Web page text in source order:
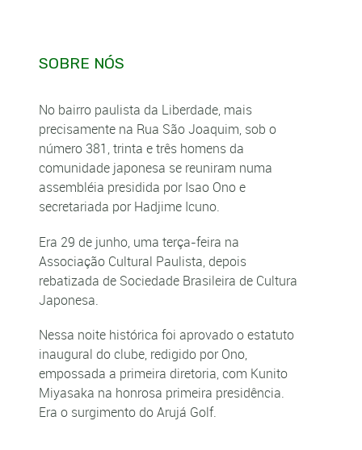
SOBRE NÓS
No bairro paulista da Liberdade, mais
precisamente na Rua São Joaquim, sob o
número 381, trinta e três homens da
comunidade japonesa se reuniram numa
assembléia presidida por Isao Ono e
secretariada por Hadjime Icuno.
Era 29 de junho, uma terça-feira na
Associação Cultural Paulista, depois
rebatizada de Sociedade Brasileira de Cultura
Japonesa.
Nessa noite histórica foi aprovado o estatuto
inaugural do clube, redigido por Ono,
empossada a primeira diretoria, com Kunito
Miyasaka na honrosa primeira presidência.
Era o surgimento do Arujá Golf.